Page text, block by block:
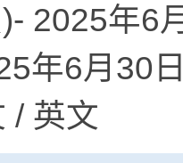
2025年6
年6月30
/ 英文